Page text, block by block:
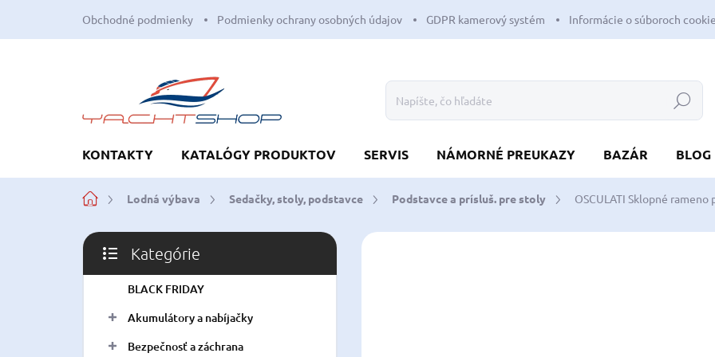
obsah
Obchodné podmienky Podmienky ochrany osobných údajov GDPR kamerový systém Informácie o súboroch
Hľadať
KONTAKTY KATALÓGY PRODUKTOV SERVIS NÁMORNÉ PREUKAZY BAZÁR BLOG
DomovLodná výbava Sedačky, stoly, podstavce Podstavce a prísluš. pre stoly OSCULATI Sklopné
B
č
Preskočiť
kategórie
Kategórie
BLACK FRIDAY
Akumulátory a nabíjačky
Bezpečnosť a záchrana